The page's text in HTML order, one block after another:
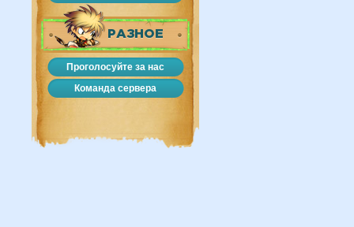
РАЗНОЕ
Проголосуйте за нас
Команда сервера